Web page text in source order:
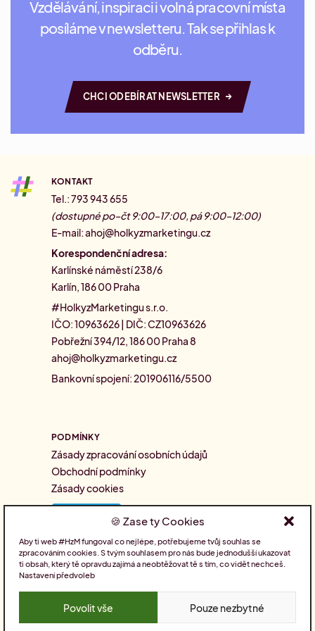
Zase ty Cookies
Aby ti web #HzM fungoval co nejlépe, potřebujeme tvůj souhlas se
zpracováním cookies. S tvým souhlasem pro nás bude jednodušší ukazovat
ti obsah, který tě opravdu zajímá a neobtěžovat tě s tím, co vidět nechceš.
Nastavení předvoleb
Povolit vše Pouze nezbytné
Vzdělávání, inspiraci i volná pracovní místa
posíláme v newsletteru. Tak se přihlas k
odběru.
CHCI ODEBÍRAT NEWSLETTER →
KONTAKT
Tel.: 793 943 655
(dostupné po–čt 9:00–17:00, pá 9:00–12:00)
E-mail:ahoj@holkyzmarketingu.cz
Korespondenční adresa:
Karlínské náměstí 238/6
Karlín, 186 00 Praha
#HolkyzMarketingu s.r.o.
IČO: 10963626 | DIČ: CZ10963626
Pobřežní 394/12, 186 00 Praha 8
ahoj@holkyzmarketingu.cz
Bankovní spojení: 201906116/5500
PODMÍNKY
Zásady zpracování osobních údajů
Obchodní podmínky
Zásady cookies
SLEDUJTE NÁS